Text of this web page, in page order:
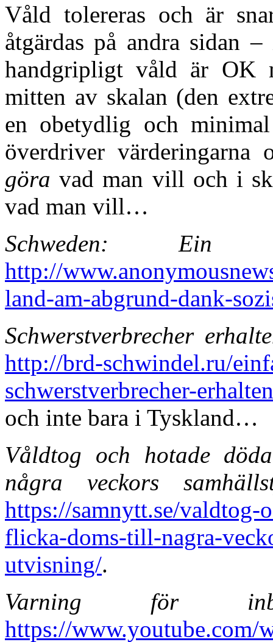
Våld tolereras och är
åtgärdas på andra sidan
handgripligt våld är OK
mitten av skalan (den
en obetydlig och
överdriver
göra vad man vill och i
vad man vill…
Schweden:
http://
land-am-abgrund-dank-
Schwerstverbrecher
http://brd-schwindel.ru/
schwerstverbrecher-
och inte bara i Tyskland…
Våldtog och hotade
några veckors
https://samnytt.se/valdtog-
flicka-doms-till-nagra-
utvisning/.
Varning för
https://